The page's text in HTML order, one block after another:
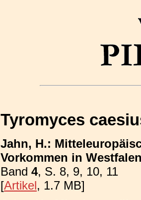
Tyromyces
Jahn, H.:
Vorkommen in
Band 4, S. 8, 9, 10, 11
[Artikel, 1.7 MB]